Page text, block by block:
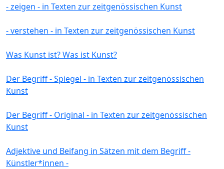
- zeigen - in Texten zur zeitgenössischen Kunst
- verstehen - in Texten zur zeitgenössischen Kunst
Was Kunst ist? Was ist Kunst?
Der Begriff - Spiegel - in Texten zur zeitgenössischen
Kunst
Der Begriff - Original - in Texten zur zeitgenössischen
Kunst
Adjektive und Beifang in Sätzen mit dem Begriff -
Künstler*innen -